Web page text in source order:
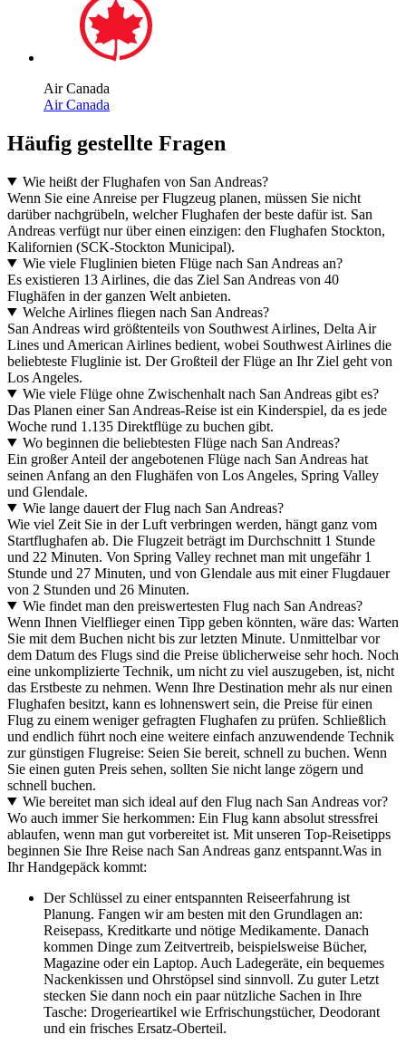
Air Canada
Air Canada
Häufig gestellte Fragen
Wie heißt der Flughafen von San Andreas?
Wenn Sie eine Anreise per Flugzeug planen, müssen Sie nicht
darüber nachgrübeln, welcher Flughafen der beste dafür ist. San
Andreas verfügt nur über einen einzigen: den Flughafen Stockton,
Kalifornien (SCK-Stockton Municipal).
Wie viele Fluglinien bieten Flüge nach San Andreas an?
Es existieren 13 Airlines, die das Ziel San Andreas von 40
Flughäfen in der ganzen Welt anbieten.
Welche Airlines fliegen nach San Andreas?
San Andreas wird größtenteils von Southwest Airlines, Delta Air
Lines und American Airlines bedient, wobei Southwest Airlines die
beliebteste Fluglinie ist. Der Großteil der Flüge an Ihr Ziel geht von
Los Angeles.
Wie viele Flüge ohne Zwischenhalt nach San Andreas gibt es?
Das Planen einer San Andreas-Reise ist ein Kinderspiel, da es jede
Woche rund 1.135 Direktflüge zu buchen gibt.
Wo beginnen die beliebtesten Flüge nach San Andreas?
Ein großer Anteil der angebotenen Flüge nach San Andreas hat
seinen Anfang an den Flughäfen von Los Angeles, Spring Valley
und Glendale.
Wie lange dauert der Flug nach San Andreas?
Wie viel Zeit Sie in der Luft verbringen werden, hängt ganz vom
Startflughafen ab. Die Flugzeit beträgt im Durchschnitt 1 Stunde
und 22 Minuten. Von Spring Valley rechnet man mit ungefähr 1
Stunde und 27 Minuten, und von Glendale aus mit einer Flugdauer
von 2 Stunden und 26 Minuten.
Wie findet man den preiswertesten Flug nach San Andreas?
Wenn Ihnen Vielflieger einen Tipp geben könnten, wäre das: Warten
Sie mit dem Buchen nicht bis zur letzten Minute. Unmittelbar vor
dem Datum des Flugs sind die Preise üblicherweise sehr hoch. Noch
eine unkomplizierte Technik, um nicht zu viel auszugeben, ist, nicht
das Erstbeste zu nehmen. Wenn Ihre Destination mehr als nur einen
Flughafen besitzt, kann es lohnenswert sein, die Preise für einen
Flug zu einem weniger gefragten Flughafen zu prüfen. Schließlich
und endlich führt noch eine weitere einfach anzuwendende Technik
zur günstigen Flugreise: Seien Sie bereit, schnell zu buchen. Wenn
Sie einen guten Preis sehen, sollten Sie nicht lange zögern und
schnell buchen.
Wie bereitet man sich ideal auf den Flug nach San Andreas vor?
Wo auch immer Sie herkommen: Ein Flug kann absolut stressfrei
ablaufen, wenn man gut vorbereitet ist. Mit unseren Top-Reisetipps
beginnen Sie Ihre Reise nach San Andreas ganz entspannt.Was in
Ihr Handgepäck kommt:
Der Schlüssel zu einer entspannten Reiseerfahrung ist
Planung. Fangen wir am besten mit den Grundlagen an:
Reisepass, Kreditkarte und nötige Medikamente. Danach
kommen Dinge zum Zeitvertreib, beispielsweise Bücher,
Magazine oder ein Laptop. Auch Ladegeräte, ein bequemes
Nackenkissen und Ohrstöpsel sind sinnvoll. Zu guter Letzt
stecken Sie dann noch ein paar nützliche Sachen in Ihre
Tasche: Drogerieartikel wie Erfrischungstücher, Deodorant
und ein frisches Ersatz-Oberteil.